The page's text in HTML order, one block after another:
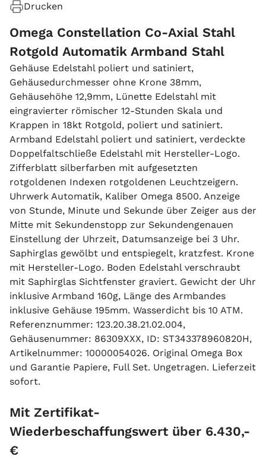
Drucken
Omega Constellation Co-Axial Stahl
Rotgold Automatik Armband Stahl
Gehäuse Edelstahl poliert und satiniert,
Gehäusedurchmesser ohne Krone 38mm,
Gehäusehöhe 12,9mm, Lünette Edelstahl mit
eingravierter römischer 12-Stunden Skala und
Krappen in 18kt Rotgold, poliert und satiniert.
Armband Edelstahl poliert und satiniert, verdeckte
Doppelfaltschließe Edelstahl mit Hersteller-Logo.
Zifferblatt silberfarben mit aufgesetzten
rotgoldenen Indexen rotgoldenen Leuchtzeigern.
Uhrwerk Automatik, Kaliber Omega 8500. Anzeige
von Stunde, Minute und Sekunde über Zeiger aus der
Mitte mit Sekundenstopp zur Sekundengenauen
Einstellung der Uhrzeit, Datumsanzeige bei 3 Uhr.
Saphirglas gewölbt und entspiegelt, kratzfest. Krone
mit Hersteller-Logo. Boden Edelstahl verschraubt
mit Saphirglas Sichtfenster graviert. Gewicht der Uhr
inklusive Armband 160g, Länge des Armbandes
inklusive Gehäuse 195mm. Wasserdicht bis 10 ATM.
Referenznummer: 123.20.38.21.02.004,
Gehäusenummer: 86309XXX, ID: ST343378960820H,
Artikelnummer: 10000054026. Original Omega Box
und Garantie Papiere, Full Set. Ungetragen. Lieferzeit
sofort.
Mit Zertifikat-
Wiederbeschaffungswert über 6.430,-
€